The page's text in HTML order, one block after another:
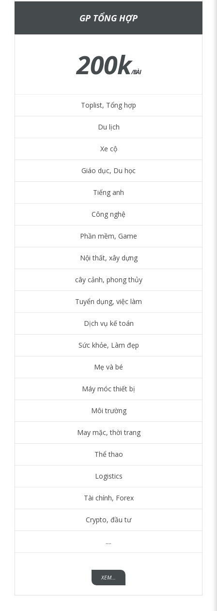
GP TỔNG HỢP
200k/BÀI
Toplist, Tổng hợp
Du lịch
Xe cộ
Giáo dục, Du học
Tiếng anh
Công nghệ
Phần mềm, Game
Nội thất, xây dựng
cây cảnh, phong thủy
Tuyển dụng, việc làm
Dịch vụ kế toán
Sức khỏe, Làm đẹp
Mẹ và bé
Máy móc thiết bị
Môi trường
May mặc, thời trang
Thể thao
Logistics
Tài chính, Forex
Crypto, đầu tư
....
XEM...